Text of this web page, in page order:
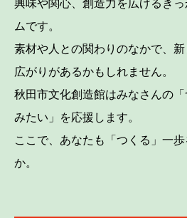
ムです。
素材や人との関わりのなかで、
広がりがあるかもしれません。
秋田市文化創造館はみなさんの
みたい」を応援します。
ここで、あなたも「つくる」一
か。